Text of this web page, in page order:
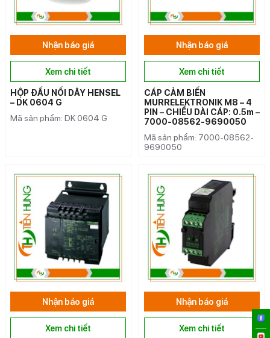
Nhận báo giá
Xem chi tiết
HỘP ĐẤU NỐI DÂY HENSEL
– DK 0604 G
Mã sản phẩm: DK 0604 G
Nhận báo giá
Xem chi tiết
CÁP CẢM BIẾN
MURRELEKTRONIK M8 – 4
PIN – CHIỀU DÀI CÁP: 0.5m –
7000-08562-9690050
Mã sản phẩm: 7000-08562-
9690050
Nhận báo giá
Xem chi tiết
Nhận báo giá
Xem chi tiết